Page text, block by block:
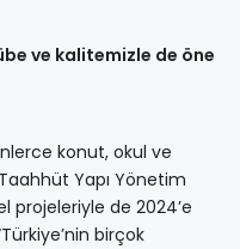
ve kalitemizle de öne
konut, okul ve
Yapı Yönetim
projeleriyle de 2024’e
birçok